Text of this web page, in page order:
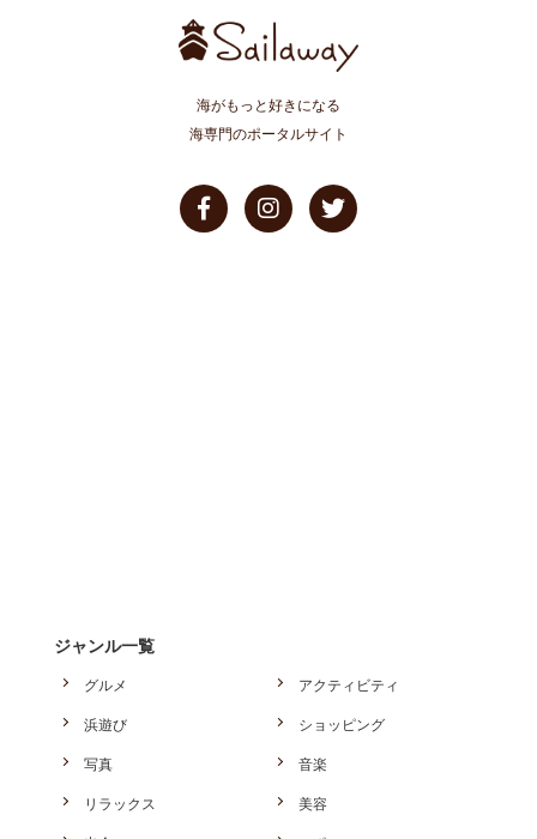
海がもっと好きになる
海専門のポータルサイト
ジャンル一覧
グルメ アクティビティ
浜遊び ショッピング
写真 音楽
リラックス 美容